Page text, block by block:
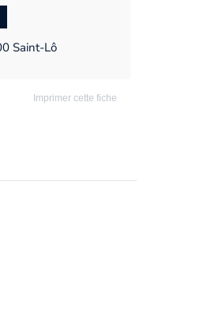
Saint-Lô
Imprimer cette fiche